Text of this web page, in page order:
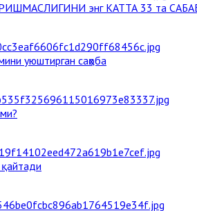
энг КАТТА 33 та
уюштирган саҳоба